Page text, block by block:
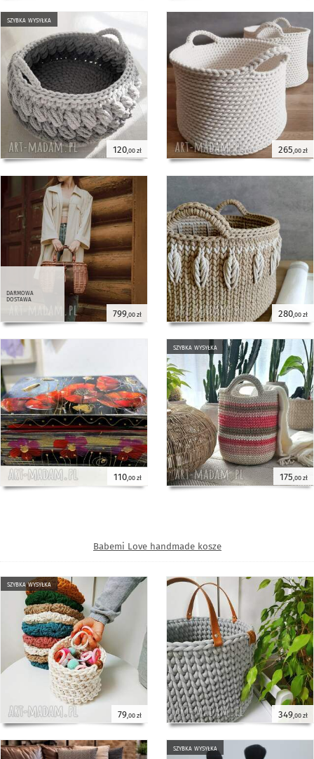
szybka wysyłka
120,00 zł 265,00 zł
darmowa
dostawa
799,00 zł 280,00 zł
110,00 zł
szybka wysyłka
175,00 zł
Babemi Love handmade kosze
szybka wysyłka
79,00 zł 349,00 zł
szybka wysyłka